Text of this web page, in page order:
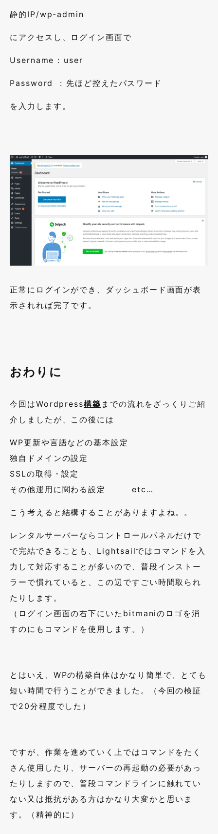
静的 IP/wp-admin
にアクセスし、ログイン画面で
Username : user
Password : 先ほど控えたパスワード
を入力します。
正常にログインができ、ダッシュボード画面が表
示されれば完了です。
おわりに
今回はWordpress構築 までの流れをざっくりご紹
介しましたが、この後には
WP 更新や言語などの基本設定
独自ドメインの設定
SSLの取得・設定
その他運用に関わる設定 etc…
こう考えると結構することがありますよね。。
レンタルサーバーならコントロールパネルだけで
で完結できることも、
Lightsail ではコマンドを入
力して対応することが多いので、普段インストー
ラーで慣れていると、この辺ですごい時間取られ
たりします。
（ログイン画面の右下にいた bitmaniのロゴを消
すのにもコマンドを使用します。）
とはいえ、 WPの構築自体はかなり簡単で、とても
短い時間で行うことができました。（今回の検証
で20分程度でした）
ですが、作業を進めていく上ではコマンドをたく
さん使用したり、サーバーの再起動の必要があっ
たりしますので、普段コマンドラインに触れてい
ない又は抵抗がある方はかなり大変かと思いま
す。（精神的に）